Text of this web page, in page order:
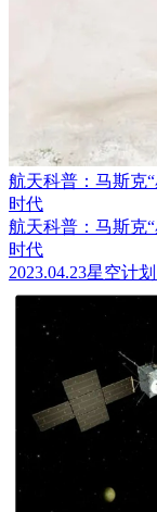
航天科普：马斯克
时代
航天科普：马斯克
时代
2023.04.23星空计划